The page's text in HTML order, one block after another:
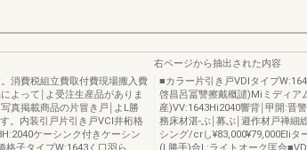
消費税組立費取付費現場搬入費
よって￨よ受注生産品がありま
真掲載商品の片冒き戸￨よL勝
。内装引戸片引き戸VCl井桁格
ケーシンク付きケーシン
右ページから抽出された内容
■カラー片引き戸VDlタイプ
啓昌呂冨讐擦戴概譴)Miミディア
産)VV:1643Hi2040響背￨甲開:晋
務床材湛‐ぶ￨募ぶ￨避作材戸禅細
シング/crし¥83,000¥79,000Eliタ